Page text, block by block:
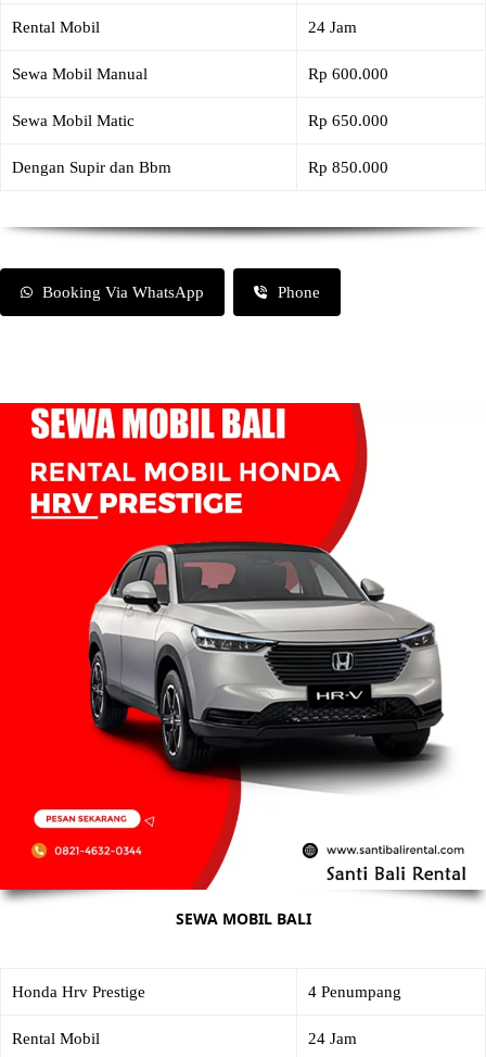
Rental Mobil 24 Jam
Sewa Mobil Manual Rp 600.000
Sewa Mobil Matic Rp 650.000
Dengan Supir dan Bbm Rp 850.000
Booking Via WhatsApp Phone
SEWA MOBIL BALI
Honda Hrv Prestige 4 Penumpang
Rental Mobil 24 Jam